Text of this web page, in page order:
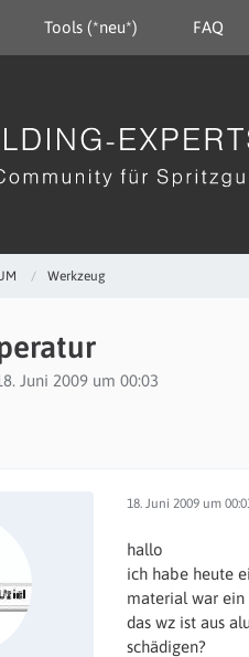
Tools (*neu*) FAQ
Werkzeug
Juni 2009 um 00:03
18. Juni 2009 um
hallo
ich habe heute
material war ein
das wz ist aus
schädigen?